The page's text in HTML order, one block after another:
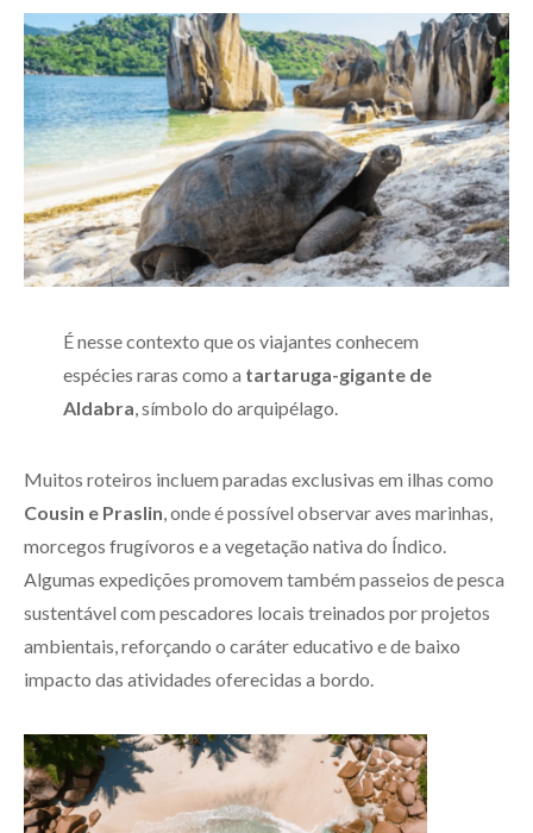
É nesse contexto que os viajantes conhecem
espécies raras como a tartaruga-gigante de
Aldabra, símbolo do arquipélago.
Muitos roteiros incluem paradas exclusivas em ilhas como
Cousin e Praslin, onde é possível observar aves marinhas,
morcegos frugívoros e a vegetação nativa do Índico.
Algumas expedições promovem também passeios de pesca
sustentável com pescadores locais treinados por projetos
ambientais, reforçando o caráter educativo e de baixo
impacto das atividades oferecidas a bordo.